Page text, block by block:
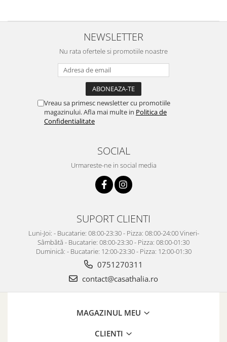
NEWSLETTER
Nu rata ofertele si promotiile noastre
Vreau sa primesc newsletter cu promotiile
magazinului. Afla mai multe in Politica de
Confidentialitate
SOCIAL
Urmareste-ne in social media
SUPORT CLIENTI
Luni-Joi: - Bucatarie: 08:00-23:30 - Pizza: 08:00-24:00 Vineri-
Sâmbătă - Bucatarie: 08:00-23:30 - Pizza: 08:00-01:30
Duminică: - Bucatarie: 12:00-23:30 - Pizza: 12:00-01:30
0751270311
contact@casathalia.ro
MAGAZINUL MEU
CLIENTI